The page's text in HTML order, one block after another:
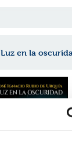
Luz en la